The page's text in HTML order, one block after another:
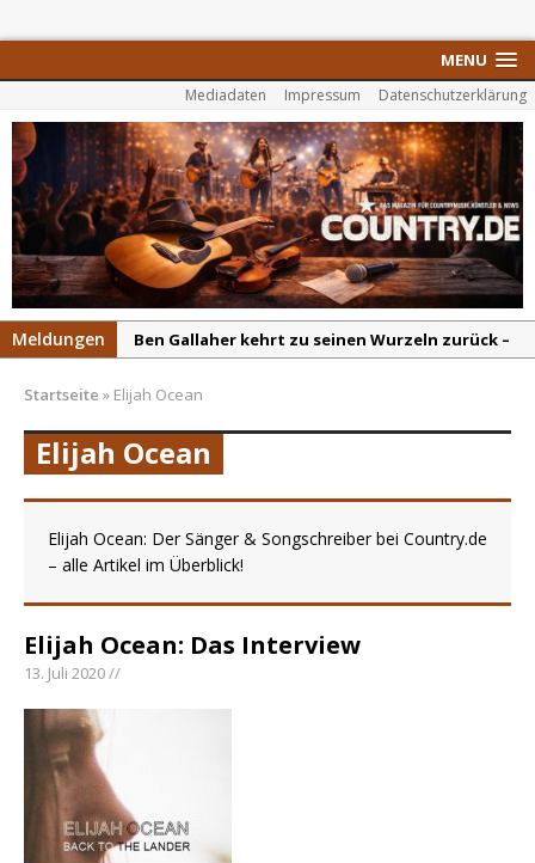
MENU
Mediadaten Impressum Datenschutzerklärung
Meldungen
Ben Gallaher kehrt zu seinen Wurzeln zurück –
Colton Dawson legt mit „Worth It“ nach –
Country mit Herz und Humor
Carly Pearce hinterfragt den ständigen
Vergleich mit anderen
Ella Langley schreibt Musikgeschichte:
„Choosin‘ Texas“ gehört zu den größten Hits
aller Zeiten
pez veröffentlicht neue Single „Late Night
Startseite » Elijah Ocean
Elijah Ocean
Elijah Ocean: Der Sänger & Songschreiber bei Country.de
– alle Artikel im Überblick!
Elijah Ocean: Das Interview
13. Juli 2020 //